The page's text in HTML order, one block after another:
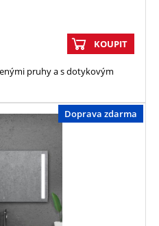
KOUPIT
pruhy a s dotykovým
Doprava zdarma